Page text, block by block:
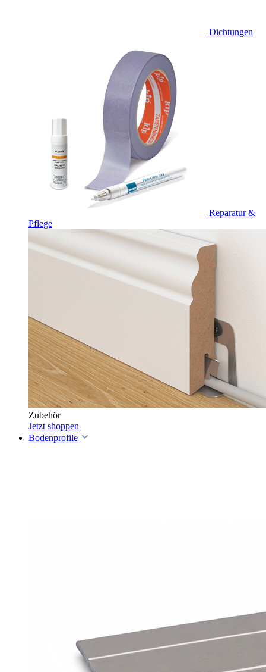
Dichtungen
Reparatur &
Pflege
Zubehör
Jetzt shoppen
Bodenprofile